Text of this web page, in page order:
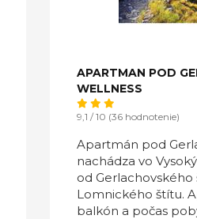
APARTMAN POD
WELLNESS
9,1 / 10 (36 hodnotenie)
Apartmán pod
nachádza vo
od Gerlachovského
Lomnického štítu.
balkón a počas